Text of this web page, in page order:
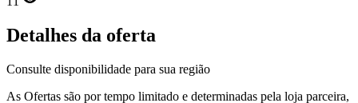
Detalhes da oferta
Consulte disponibilidade para sua região
As Ofertas são por tempo limitado e determinadas pela loja parceira,